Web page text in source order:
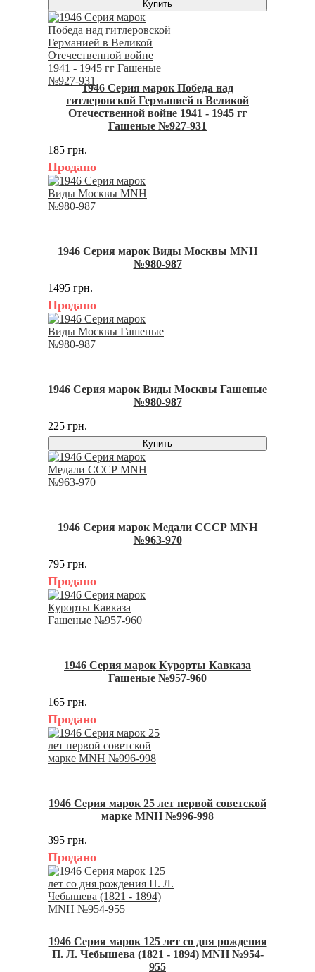
Купить
1946 Серия марок Победа над
гитлеровской Германией в Великой
Отечественной войне 1941 - 1945 гг
Гашеные №927-931
185 грн.
Продано
1946 Серия марок Виды Москвы MNH
№980-987
1495 грн.
Продано
1946 Серия марок Виды Москвы Гашеные
№980-987
225 грн.
Купить
1946 Серия марок Медали СССР MNH
№963-970
795 грн.
Продано
1946 Серия марок Курорты Кавказа
Гашеные №957-960
165 грн.
Продано
1946 Серия марок 25 лет первой советской
марке MNH №996-998
395 грн.
Продано
1946 Серия марок 125 лет со дня рождения
П. Л. Чебышева (1821 - 1894) MNH №954-
955